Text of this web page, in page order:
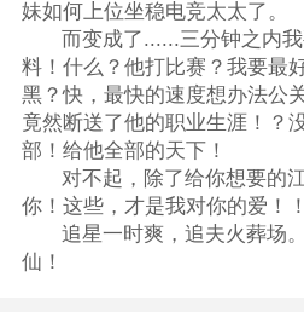
妹如何上位坐稳电竞太太了。
而变成了......三分钟之内
料！什么？他打比赛？我要最
黑？快，最快的速度想办法公
竟然断送了他的职业生涯！？
部！给他全部的天下！
对不起，除了给你想要的
你！这些，才是我对你的爱！
追星一时爽，追夫火葬场
仙！